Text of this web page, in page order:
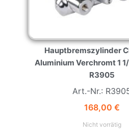
Hauptbremszylinder
Aluminium Verchromt 1
R3905
Art.-Nr.:
168,00 €
Nicht vorrätig